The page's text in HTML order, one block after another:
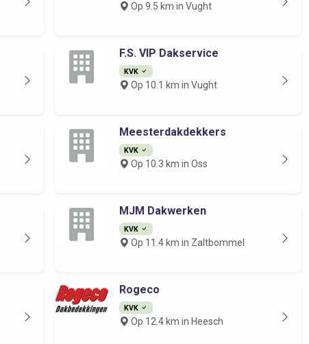
Op 9.5 km in Vught
F.S. VIP Dakservice
KVK
Op 10.1 km in Vught
Meesterdakdekkers
KVK
Op 10.3 km in Oss
MJM Dakwerken
KVK
Op 11.4 km in Zaltbommel
Rogeco
KVK
Op 12.4 km in Heesch